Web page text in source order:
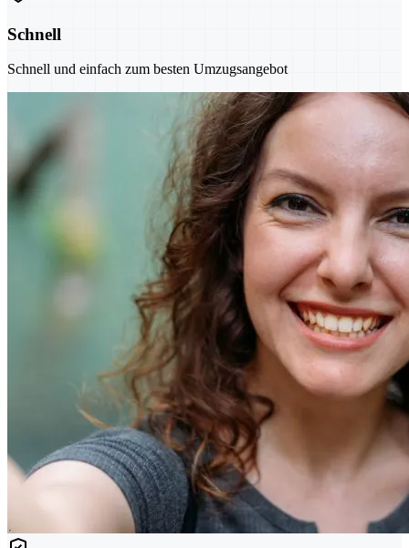
Schnell
Schnell und einfach zum besten Umzugsangebot